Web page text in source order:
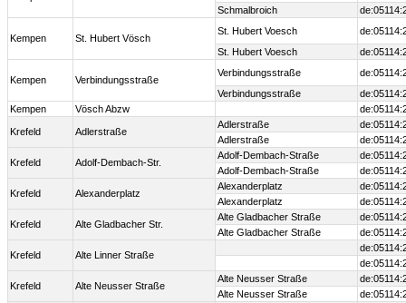
Schmalbroich
Kempen St. Hubert Vösch
St. Hubert Voesch
St. Hubert Voesch
Kempen Verbindungsstraße
Verbindungsstraße
Verbindungsstraße
Kempen
Vösch Abzw
Krefeld Adlerstraße
Adlerstraße
Adlerstraße
Krefeld Adolf-Dembach-Str.
Adolf-Dembach-Straße
Adolf-Dembach-Straße
Krefeld Alexanderplatz
Alexanderplatz
Alexanderplatz
Krefeld Alte Gladbacher Str.
Alte Gladbacher Straße
Alte Gladbacher Straße
Krefeld Alte Linner Straße
Krefeld Alte Neusser Straße
Alte Neusser Straße
Alte Neusser Straße